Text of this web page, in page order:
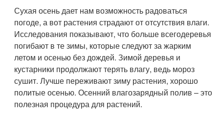
Сухая осень дает нам возможность радоваться
погоде, а вот растения страдают от отсутствия влаги.
Исследования показывают, что больше всегодеревья
погибают в те зимы, которые следуют за жарким
летом и осенью без дождей. Зимой деревья и
кустарники продолжают терять влагу, ведь мороз
сушит. Лучше переживают зиму растения, хорошо
политые осенью. Осенний влагозарядный полив – это
полезная процедура для растений.